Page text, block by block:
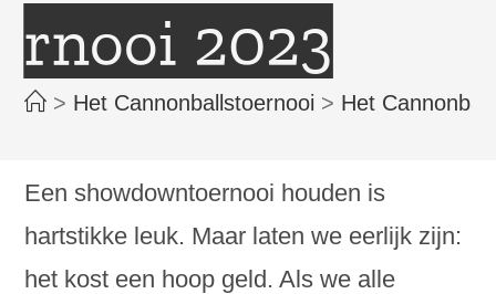
rnooi 2023
> Het Cannonballstoernooi > Het
Een showdowntoernooi houden is
hartstikke leuk. Maar laten we eerlijk zijn:
het kost een hoop geld. Als we alle